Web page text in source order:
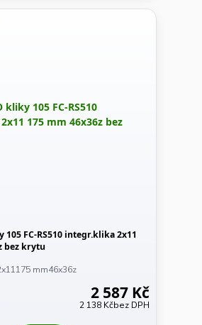
105 FC-RS510 integr.klika 2x11
bez krytu
mm46x36z
2 587 Kč
2 138 Kčbez DPH